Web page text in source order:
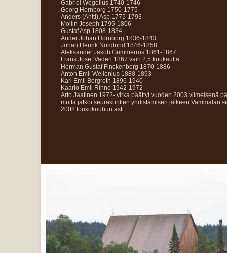
Gabriel Wegelius 1740-1746
Georg Hornborg 1750-1775
Anders (Antti) Asp 1775-1793
Mollin Joseph 1795-1806
Gustaf Asp 1808-1834
Ander Johan Hornborg 1836-1843
Johan Henrik Nordlund 1846-1858
Aleksander Jakob Gummerrus 1861-1867
Frans Josef Vaden 1867 vain 2,5 kuukautta
Herman Gustaf Finckenberg 1870-1886
Anton Emil Wellenius 1888-1893
Karl Emil Bergroth 1896-1940
Kaarlo Emil Rinne 1942-1972
Arto Jaatinen 1972- virka päättyi vuoden 2003 viimeisenä
mutta jatkoi seurakuntien yhdistämisen jälkeen Vammalan
2008 toukokuuhun asti.